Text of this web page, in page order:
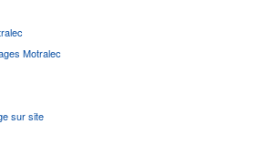
Motralec
sur site